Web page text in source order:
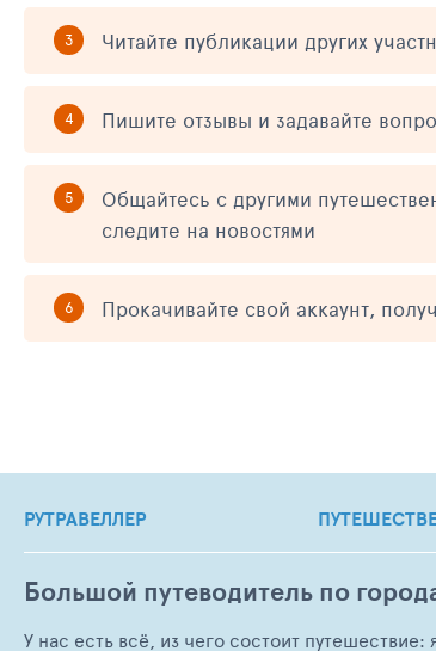
Читайте публикации других
Пишите отзывы и задавайте
Общайтесь с другими
следите на новостями
Прокачивайте свой аккаунт,
РУТРАВЕЛЛЕР
Большой путеводитель по
У нас есть всё, из чего состоит